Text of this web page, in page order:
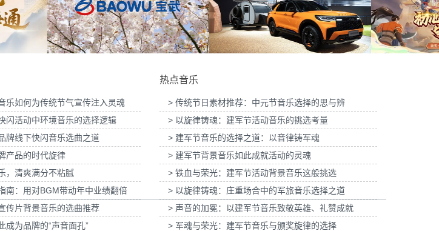
宣发项目提供音乐版权
为《赛博朋克三维弹球机》产品宣传项目提供
音乐版权
为华为终端公司开学季口播项目提供音乐版权
为《
清明项目提供音乐版权
为2026福特经销商大会-柳州福特户外主题乐
园试乘试驾活动提供音乐版权
为《新破天一剑》PV动画项目提供音乐版权
乐如何为传统节气宣传注入灵魂
闪活动中环境音乐的选择逻辑
牌线下快闪音乐选曲之道
产品的时代旋律
，清爽满分不粘腻
南：用对BGM带动年中业绩翻倍
传片背景音乐的选曲推荐
成为品牌的“声音面孔”
热点音乐
> 传统节日素材推荐：中元节音乐选择的思与辨
> 以旋律铸魂：建军节活动音乐的挑选考量
> 建军节音乐的选择之道：以音律铸军魂
> 建军节背景音乐如此成就活动的灵魂
> 铁血与荣光：建军节活动背景音乐这般挑选
> 以旋律铸魂：庄重场合中的军旅音乐选择之道
> 声音的加冕：以建军节音乐致敬英雄、礼赞成就
> 军魂与荣光：建军节音乐与颁奖旋律的选择